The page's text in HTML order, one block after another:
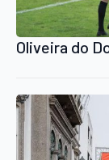
Oliveira do